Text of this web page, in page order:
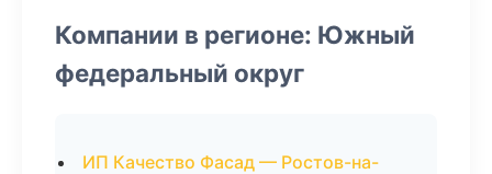
Компании в регионе: Южный
федеральный округ
ИП Качество Фасад — Ростов-на-